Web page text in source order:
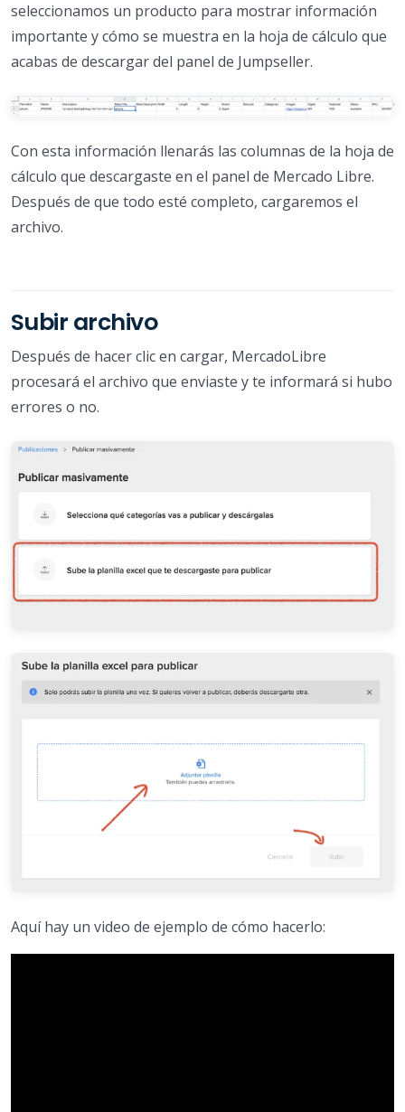
seleccionamos un producto para mostrar información
importante y cómo se muestra en la hoja de cálculo que
acabas de descargar del panel de Jumpseller.
Con esta información llenarás las columnas de la hoja de
cálculo que descargaste en el panel de Mercado Libre.
Después de que todo esté completo, cargaremos el
archivo.
Subir archivo
Después de hacer clic en cargar, MercadoLibre
procesará el archivo que enviaste y te informará si hubo
errores o no.
Aquí hay un video de ejemplo de cómo hacerlo: